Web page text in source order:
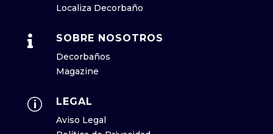
Localiza Decorbaño
 SOBRE NOSOTROS
Decorbaños
Magazine
p LEGAL
Aviso Legal